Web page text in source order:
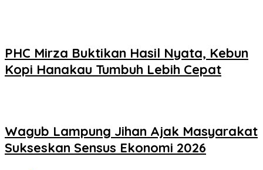
PHC Mirza Buktikan Hasil Nyata, Kebun
Kopi Hanakau Tumbuh Lebih Cepat
Wagub Lampung Jihan Ajak Masyarakat
Sukseskan Sensus Ekonomi 2026